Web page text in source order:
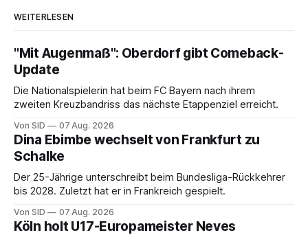
WEITERLESEN
"Mit Augenmaß": Oberdorf gibt Comeback-
Update
Die Nationalspielerin hat beim FC Bayern nach ihrem
zweiten Kreuzbandriss das nächste Etappenziel erreicht.
Von SID 07 Aug. 2026
Dina Ebimbe wechselt von Frankfurt zu
Schalke
Der 25-Jährige unterschreibt beim Bundesliga-Rückkehrer
bis 2028. Zuletzt hat er in Frankreich gespielt.
Von SID 07 Aug. 2026
Köln holt U17-Europameister Neves